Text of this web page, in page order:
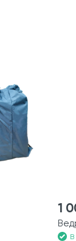
1
В